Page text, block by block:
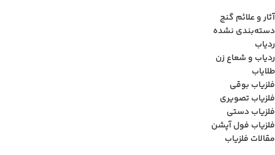
آثار و علائم گنج
دسته‌بندی نشده
ردیاب
ردیاب و شعاع زن
طلایاب
فلزیاب بوقی
فلزیاب تصویری
فلزیاب دستی
فلزیاب فول آپشن
مقالات فلزیاب